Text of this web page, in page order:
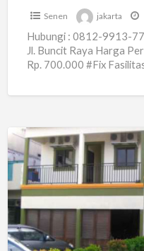
Senen jakarta
Hubungi : 0812-9913-
Jl. Buncit Raya Harga
Rp. 700.000 #Fix
Kos
Rumah
Harum